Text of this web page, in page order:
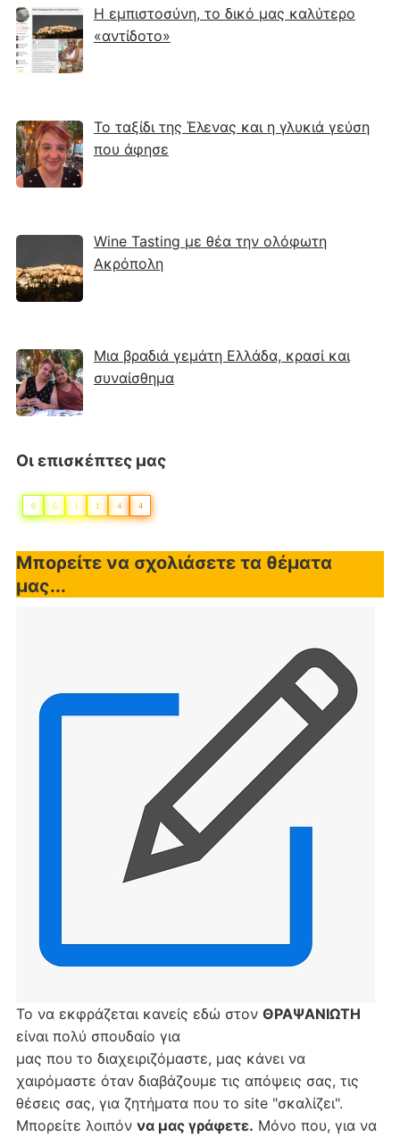
Η εμπιστοσύνη, το δικό μας καλύτερο
«αντίδοτο»
Το ταξίδι της Έλενας και η γλυκιά γεύση
που άφησε
Wine Tasting με θέα την ολόφωτη
Ακρόπολη
Μια βραδιά γεμάτη Ελλάδα, κρασί και
συναίσθημα
Οι επισκέπτες μας
0 6 1 1 4 4
Μπορείτε να σχολιάσετε τα θέματα
μας...
Το να εκφράζεται κανείς εδώ στον ΘΡΑΨΑΝΙΩΤΗ
είναι πολύ σπουδαίο για
μας που το διαχειριζόμαστε, μας κάνει να
χαιρόμαστε όταν διαβάζουμε τις απόψεις σας, τις
θέσεις σας, για ζητήματα που το site "σκαλίζει".
Μπορείτε λοιπόν να μας γράφετε. Μόνο που, για να